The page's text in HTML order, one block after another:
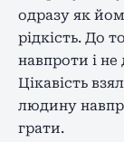
одразу як
рідкість. До
навпроти і
Цікавість
людину
грати.